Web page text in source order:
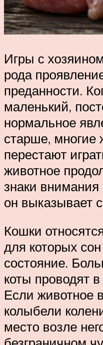
Игры с
рода
преданности.
маленький,
нормальное
старше, многие
перестают
животное
знаки внимания
он выказывает
Кошки
для которых
состояние.
коты проводят
Если животное
колыбели
место возле